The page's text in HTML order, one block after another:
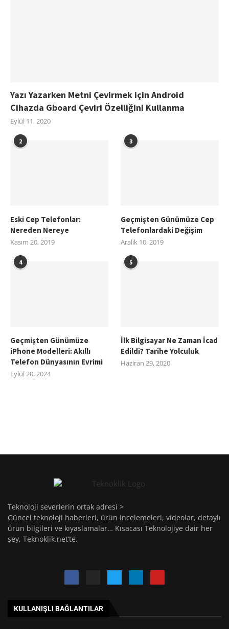
Yazı Yazarken Metni Çevirmek için Android
Cihazda Gboard Çeviri Özelliğini Kullanma
Eylül 11, 2020
2
Eski Cep Telefonlar:
Nereden Nereye
Kasım 20, 2019
3
Geçmişten Günümüze Cep
Telefonlardaki Değişim
Aralık 10, 2019
4
Geçmişten Günümüze
iPhone Modelleri: Akıllı
Telefon Dünyasının Evrimi
Eylül 20, 2024
5
İlk Bilgisayar Ne Zaman İcad
Edildi? Tarihe Yolculuk
Haziran 29, 2020
Teknoloji severlerin ortak adresi >
Güncel teknoloji haberleri, ürün incelemeleri, videolar, detaylı
ürün bilgileri ve kıyaslamalar… Kısacası Teknolojiye dair her
şey, Teknoklik.net’te.
KULLANIŞLI BAĞLANTILAR